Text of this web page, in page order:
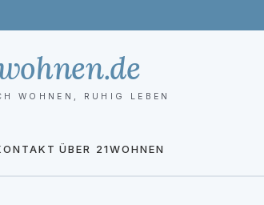
WOHNEN, RUHIG LEBEN
ÜBER 21WOHNEN